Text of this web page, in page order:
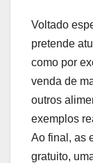
Voltado
pretende
como por
venda de
outros
exemplos
Ao final, as
gratuito,